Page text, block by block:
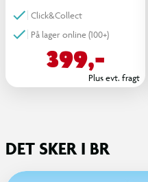
Click&Collect
På lager online (100+)
399,-
Plus evt. fragt
DET SKER I BR